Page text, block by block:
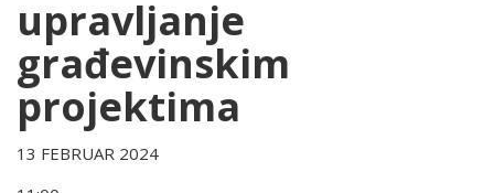
upravljanje
građevinskim
projektima
13 FEBRUAR 2024